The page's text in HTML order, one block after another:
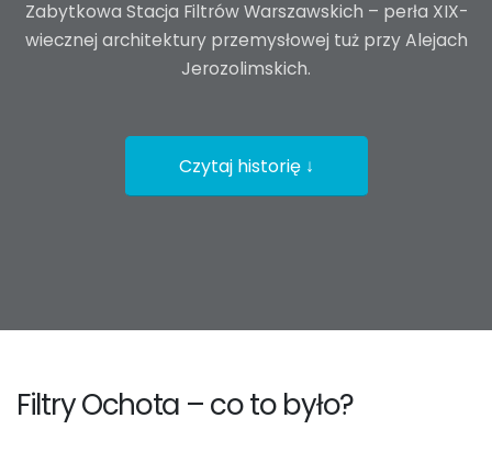
Zabytkowa Stacja Filtrów Warszawskich – perła XIX-
wiecznej architektury przemysłowej tuż przy Alejach
Jerozolimskich.
Czytaj historię ↓
Filtry Ochota – co to było?